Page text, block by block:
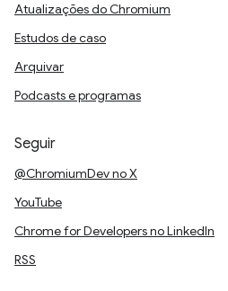
Atualizações do Chromium
Estudos de caso
Arquivar
Podcasts e programas
Seguir
@ChromiumDev no X
YouTube
Chrome for Developers no LinkedIn
RSS